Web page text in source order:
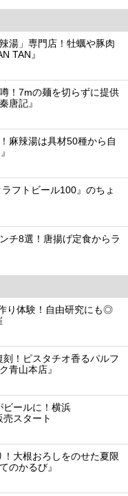
湯」専門店！牡蠣や豚肉
TAN』
！7mの麺を切らずに提供
唐記』
麻辣湯は具材50種から自
フトビール100』のちょ
チ8選！唐揚げ定食からラ
り体験！自由研究にも◎
！ピスタチオ香るパルフ
青山本店』
ビールに！横浜
売スタート
大根おろしをのせた夏限
のかるび』